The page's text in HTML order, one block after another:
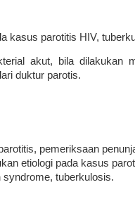
kasus parotitis HIV,
akut, bila dilakukan
duktur parotis.
pemeriksaan
etiologi pada kasus
syndrome, tuberkulosis.